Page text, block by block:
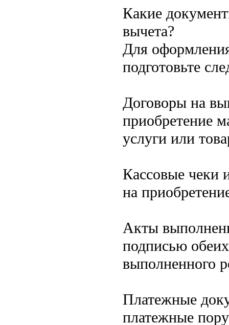
Какие
вычета?
Для
подготовьте
Договоры на
приобретение
услуги или
Кассовые чеки
на
Акты
подписью
выполненного
Платежные
платежные